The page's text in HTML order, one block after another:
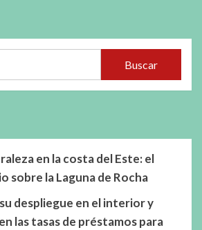
Buscar
en la costa del Este: el
sobre la Laguna de Rocha
despliegue en el interior y
las tasas de préstamos para